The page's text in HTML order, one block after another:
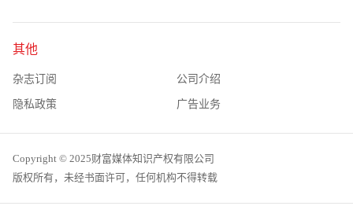
其他
杂志订阅 公司介绍
隐私政策 广告业务
Copyright © 2025财富媒体知识产权有限公司
版权所有，未经书面许可，任何机构不得转载